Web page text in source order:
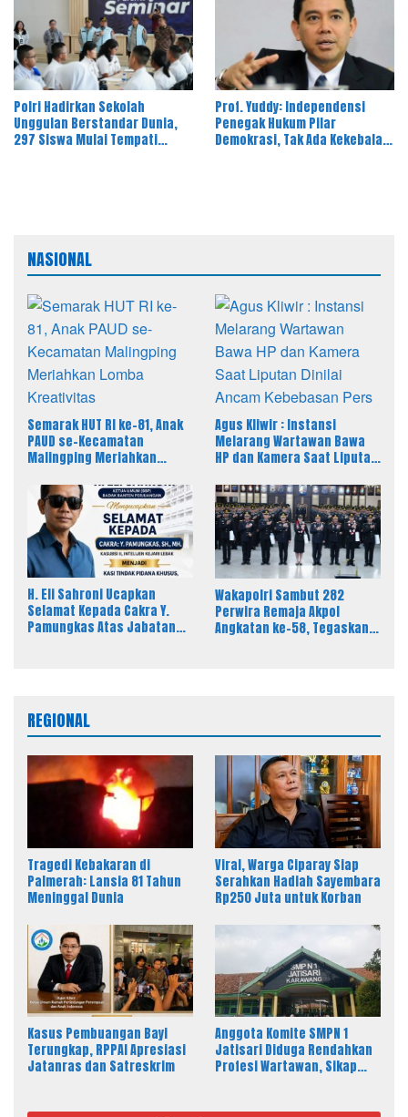
Polri Hadirkan Sekolah
Unggulan Berstandar Dunia,
297 Siswa Mulai Tempati
Prof. Yuddy: Independensi
Penegak Hukum Pilar
Demokrasi, Tak Ada Kekebalan
NASIONAL
Semarak HUT RI ke-81, Anak
PAUD se-Kecamatan
Malingping Meriahkan
Agus Kliwir : Instansi
Melarang Wartawan Bawa
HP dan Kamera Saat Liputan
Pers
H. Eli Sahroni Ucapkan
Selamat Kepada Cakra Y.
Pamungkas Atas Jabatan
Wakapolri Sambut 282
Perwira Remaja Akpol
Angkatan ke-58, Tegaskan
REGIONAL
Tragedi Kebakaran di
Palmerah: Lansia 81 Tahun
Meninggal Dunia
Viral, Warga Ciparay Siap
Serahkan Hadiah Sayembara
Rp250 Juta untuk Korban
Kasus Pembuangan Bayi
Terungkap, RPPAI Apresiasi
Jatanras dan Satreskrim
Anggota Komite SMPN 1
Jatisari Diduga Rendahkan
Profesi Wartawan, Sikap